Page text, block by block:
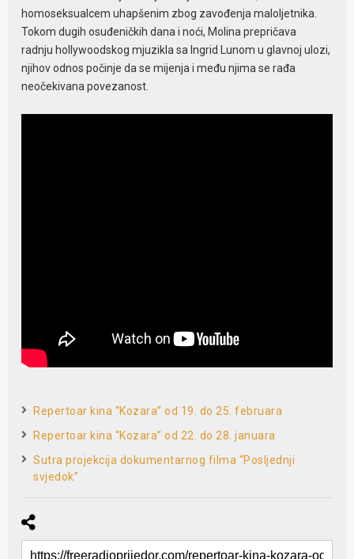
homoseksualcem uhapšenim zbog zavođenja maloljetnika.
Tokom dugih osuđeničkih dana i noći, Molina prepričava
radnju hollywoodskog mjuzikla sa Ingrid Lunom u glavnoj ulozi,
njihov odnos počinje da se mijenja i među njima se rađa
neočekivana povezanost.
Repertoar kina “Kozara” od 19. do 25. februara
Repertoar kina “Kozara” od 22. do 28. januara
Sutra projekcija dokumentarnog filma “Posljednji
svjedok”